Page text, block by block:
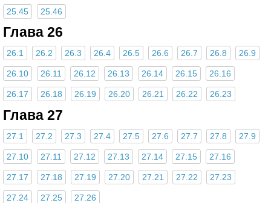
25.45 25.46
Глава 26
26.1 26.2 26.3 26.4 26.5 26.6 26.7 26.8 26.9
26.10 26.11 26.12 26.13 26.14 26.15 26.16
26.17 26.18 26.19 26.20 26.21 26.22 26.23
Глава 27
27.1 27.2 27.3 27.4 27.5 27.6 27.7 27.8 27.9
27.10 27.11 27.12 27.13 27.14 27.15 27.16
27.17 27.18 27.19 27.20 27.21 27.22 27.23
27.24 27.25 27.26